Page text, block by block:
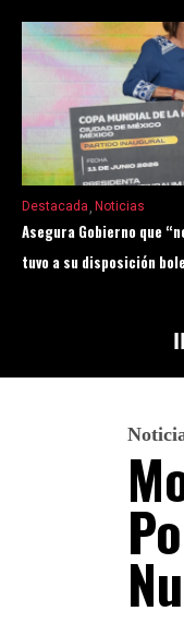
Destacada Noticias
Asegura Gobierno que
tuvo a su disposición